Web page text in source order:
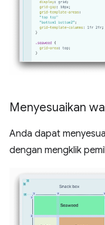
Menyesuaikan
Anda dapat
dengan mengklik